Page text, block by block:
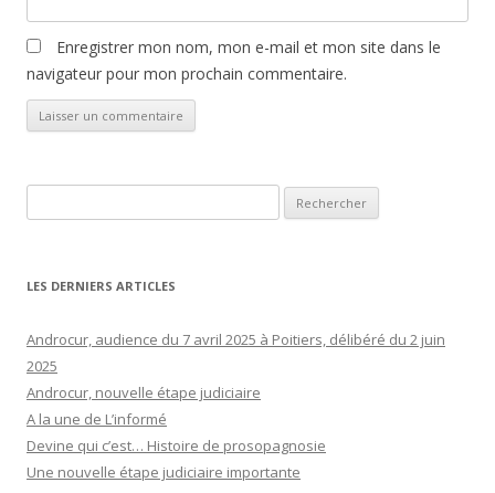
Enregistrer mon nom, mon e-mail et mon site dans le
navigateur pour mon prochain commentaire.
LES DERNIERS ARTICLES
Androcur, audience du 7 avril 2025 à Poitiers, délibéré du 2 juin
2025
Androcur, nouvelle étape judiciaire
A la une de L’informé
Devine qui c’est… Histoire de prosopagnosie
Une nouvelle étape judiciaire importante